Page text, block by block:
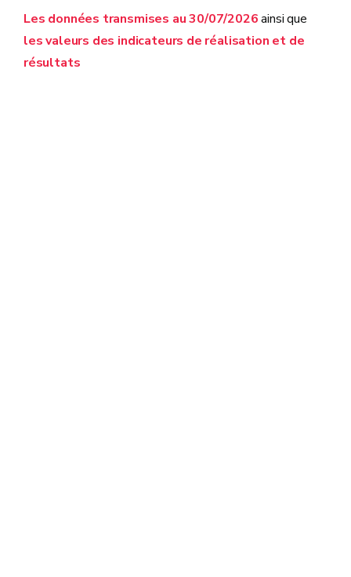
Les données transmises au 30/07/2026ainsi que
les valeurs des indicateurs de réalisation et de
résultats